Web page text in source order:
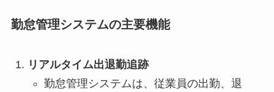
勤怠管理システムの主要機能
リアルタイム出退勤追跡
勤怠管理システムは、従業員の出勤、退